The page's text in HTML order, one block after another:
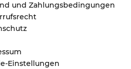
und Zahlungsbedingungen
Einstellungen